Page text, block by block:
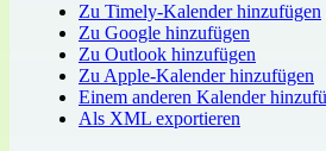
Zu Timely-Kalender hinzufügen
Zu Google hinzufügen
Zu Outlook hinzufügen
Zu Apple-Kalender hinzufügen
Einem anderen Kalender
Als XML exportieren